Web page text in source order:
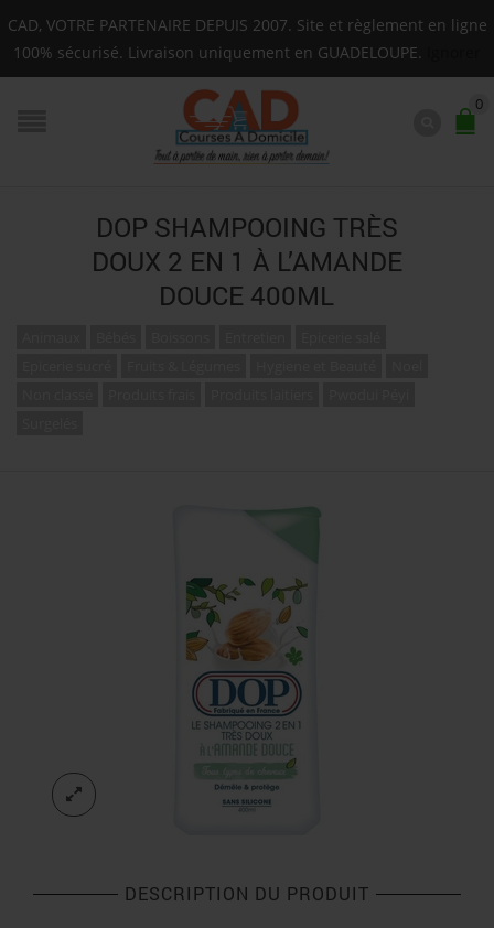
Livraison sur toute la Guadeloupe : Mardi, Jeudi,
0
DOP SHAMPOOING TRÈS
DOUX 2 EN 1 À L’AMANDE
DOUCE 400ML
DESCRIPTION DU PRODUIT
CAD, VOTRE PARTENAIRE DEPUIS 2007. Site et règlement en ligne
100% sécurisé. Livraison uniquement en GUADELOUPE.